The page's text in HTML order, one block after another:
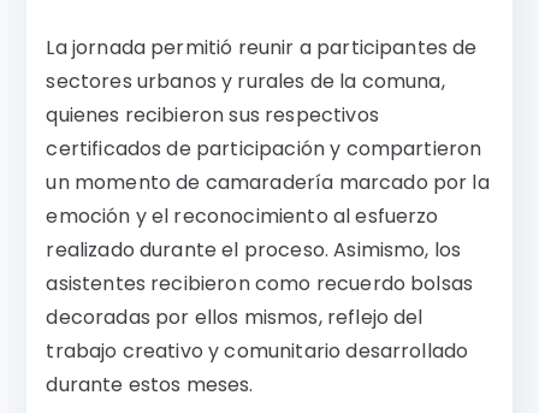
La jornada permitió reunir a participantes de
sectores urbanos y rurales de la comuna,
quienes recibieron sus respectivos
certificados de participación y compartieron
un momento de camaradería marcado por la
emoción y el reconocimiento al esfuerzo
realizado durante el proceso. Asimismo, los
asistentes recibieron como recuerdo bolsas
decoradas por ellos mismos, reflejo del
trabajo creativo y comunitario desarrollado
durante estos meses.